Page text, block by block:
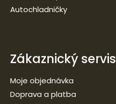
Autochladničky
Zákaznický servis
Moje objednávka
Doprava a platba